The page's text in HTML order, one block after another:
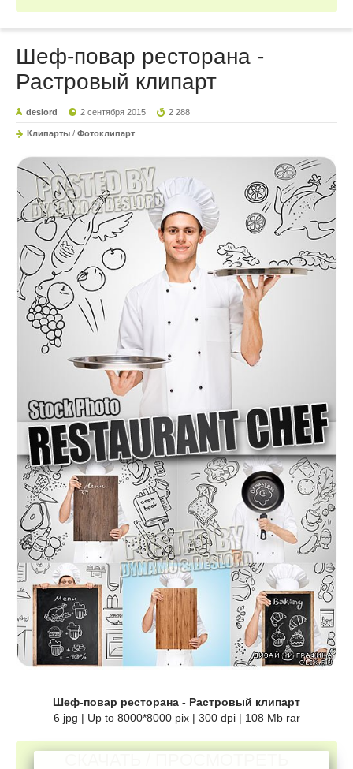
Шеф-повар ресторана -
Растровый клипарт
deslord 2 сентября 2015 2 288
Клипарты / Фотоклипарт
Шеф-повар ресторана - Растровый клипарт
6 jpg | Up to 8000*8000 pix | 300 dpi | 108 Mb rar